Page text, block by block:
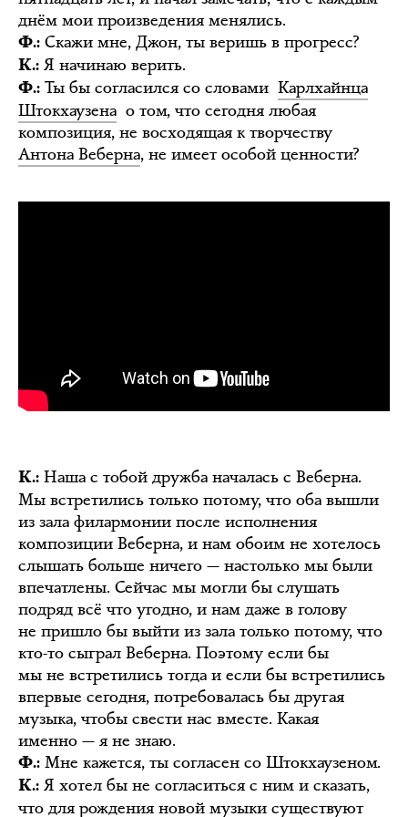
днём мои произведения менялись.
Ф.: Скажи мне, Джон, ты веришь в прогресс?
К.: Я начинаю верить.
Ф.: Ты бы согласился со словами Карлхайнца
Штокхаузена о том, что сегодня любая
композиция, не восходящая к творчеству
Антона Веберна, не имеет особой ценности?
К.: Наша с тобой дружба началась с Веберна.
Мы встретились только потому, что оба вышли
из зала филармонии после исполнения
композиции Веберна, и нам обоим не хотелось
слышать больше ничего — настолько мы были
впечатлены. Сейчас мы могли бы слушать
подряд всё что угодно, и нам даже в голову
не пришло бы выйти из зала только потому, что
кто-то сыграл Веберна. Поэтому если бы
мы не встретились тогда и если бы встретились
впервые сегодня, потребовалась бы другая
музыка, чтобы свести нас вместе. Какая
именно — я не знаю.
Ф.: Мне кажется, ты согласен со Штокхаузеном.
К.: Я хотел бы не согласиться с ним и сказать,
что для рождения новой музыки существуют